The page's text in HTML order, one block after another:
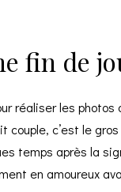
fin de
réaliser les
c’est le
temps après la
en amoureux